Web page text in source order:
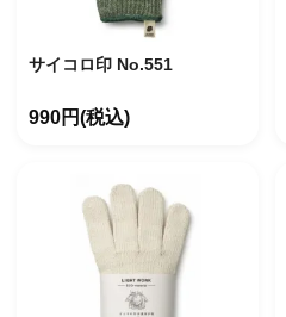
サイコロ印 No.551
990円(税込)